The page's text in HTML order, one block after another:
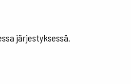
järjestyksessä.